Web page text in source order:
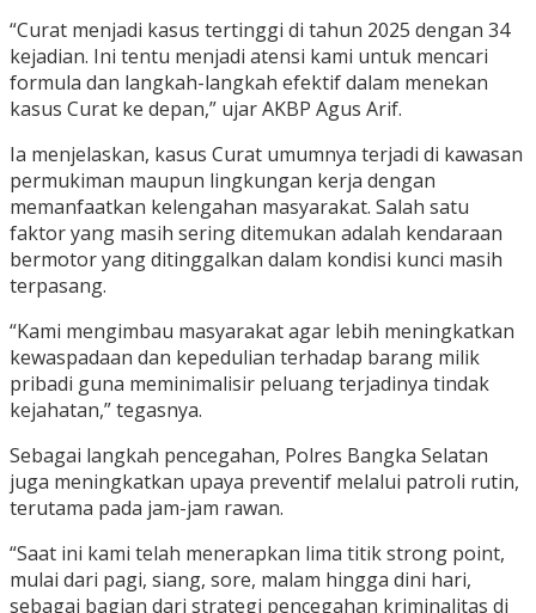
“Curat menjadi kasus tertinggi di tahun 2025 dengan 34
kejadian. Ini tentu menjadi atensi kami untuk mencari
formula dan langkah-langkah efektif dalam menekan
kasus Curat ke depan,” ujar AKBP Agus Arif.
Ia menjelaskan, kasus Curat umumnya terjadi di kawasan
permukiman maupun lingkungan kerja dengan
memanfaatkan kelengahan masyarakat. Salah satu
faktor yang masih sering ditemukan adalah kendaraan
bermotor yang ditinggalkan dalam kondisi kunci masih
terpasang.
“Kami mengimbau masyarakat agar lebih meningkatkan
kewaspadaan dan kepedulian terhadap barang milik
pribadi guna meminimalisir peluang terjadinya tindak
kejahatan,” tegasnya.
Sebagai langkah pencegahan, Polres Bangka Selatan
juga meningkatkan upaya preventif melalui patroli rutin,
terutama pada jam-jam rawan.
“Saat ini kami telah menerapkan lima titik strong point,
mulai dari pagi, siang, sore, malam hingga dini hari,
sebagai bagian dari strategi pencegahan kriminalitas di